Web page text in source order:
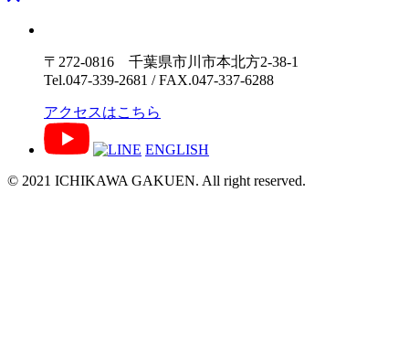
〒272-0816 千葉県市川市本北方2-38-1
Tel.047-339-2681 / FAX.047-337-6288
アクセスはこちら
ENGLISH
© 2021 ICHIKAWA GAKUEN. All right reserved.